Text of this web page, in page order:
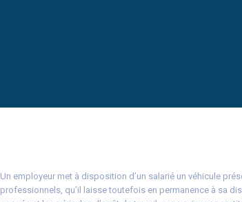
Un employeur met à disposition d’un salarié un véhicule
professionnels, qu’il laisse toutefois en permanence à sa